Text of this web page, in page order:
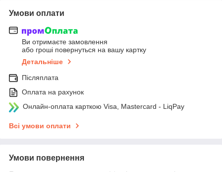
Умови оплати
Ви отримаєте замовлення
або гроші повернуться на вашу картку
Детальніше
Післяплата
Оплата на рахунок
Онлайн-оплата карткою Visa, Mastercard - LiqPay
Всі умови оплати
Умови повернення